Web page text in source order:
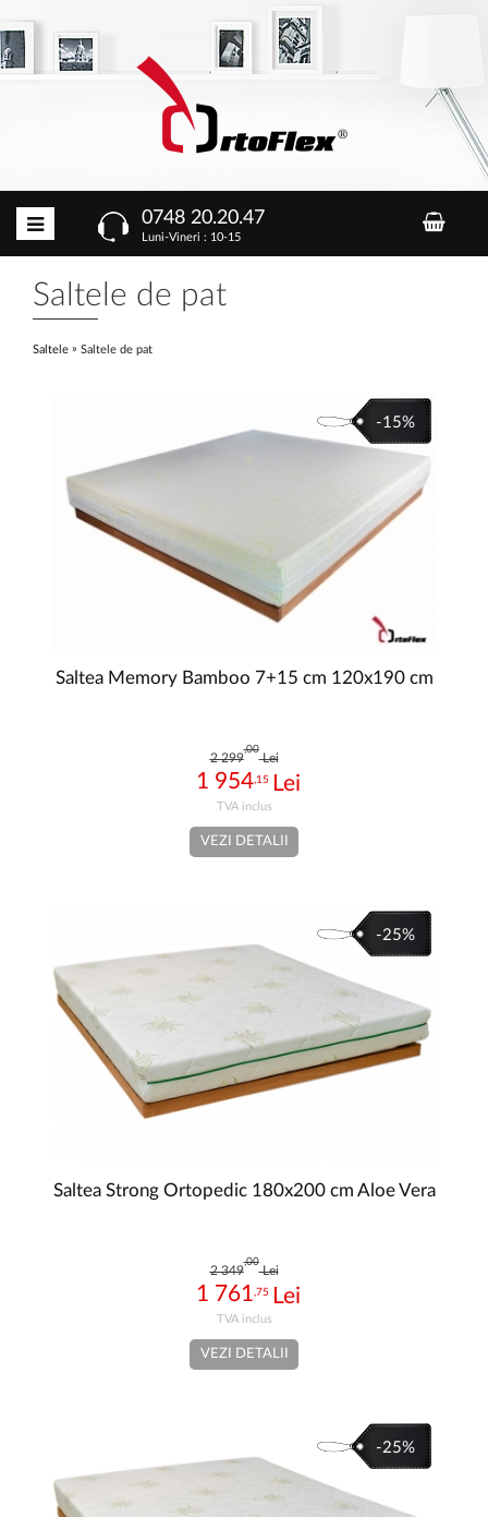
0748 20.20.47
Luni-Vineri : 10-15
Saltele de pat
Saltele » Saltele de pat
-15%
Saltea Memory Bamboo 7+15 cm 120x190 cm
2 299
,00
Lei
1 954,15
VEZI DETALII
-25%
Saltea Strong Ortopedic 180x200 cm Aloe Vera
2 349
,00
Lei
1 761,75
VEZI DETALII
-25%